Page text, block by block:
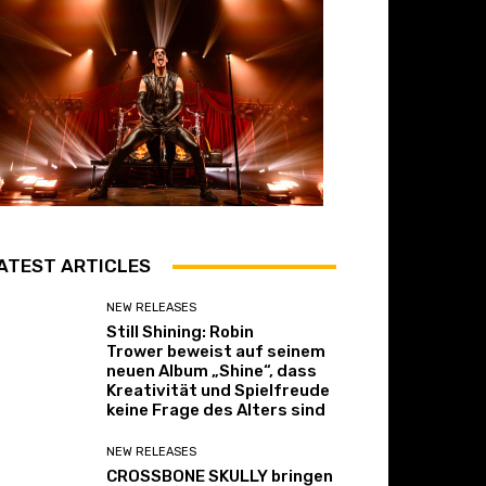
ARTICLES
NEW RELEASES
Still Shining: Robin
Trower beweist auf seinem
neuen Album „Shine“, dass
Kreativität und Spielfreude
keine Frage des Alters sind
NEW RELEASES
CROSSBONE SKULLY bringen